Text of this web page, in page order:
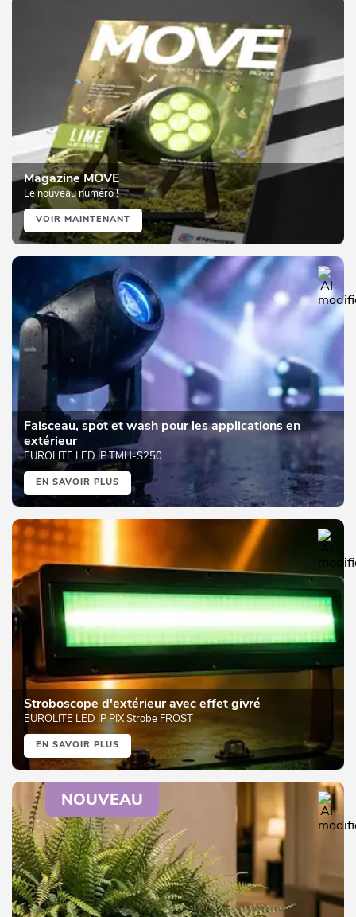
Magazine MOVE
Le nouveau numéro !
VOIR MAINTENANT
Faisceau, spot et wash pour les applications en
extérieur
EUROLITE LED IP TMH-S250
EN SAVOIR PLUS
Stroboscope d'extérieur avec effet givré
EUROLITE LED IP PIX Strobe FROST
EN SAVOIR PLUS
NOUVEAU